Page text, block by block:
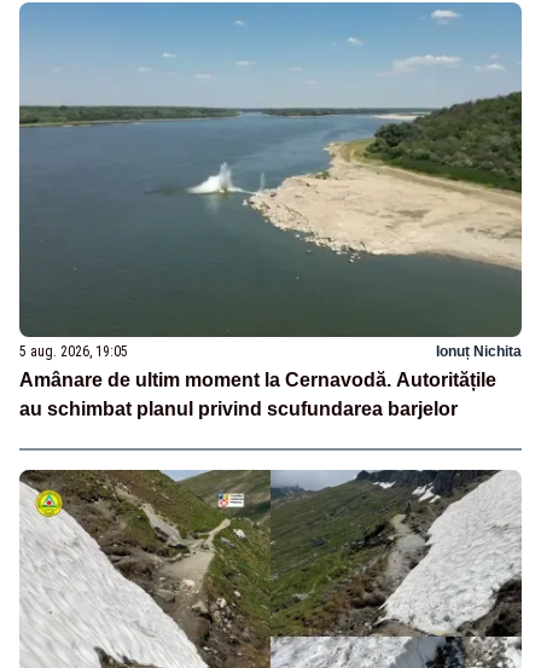
5 aug. 2026, 19:05 Ionuț Nichita
Amânare de ultim moment la Cernavodă. Autoritățile
au schimbat planul privind scufundarea barjelor